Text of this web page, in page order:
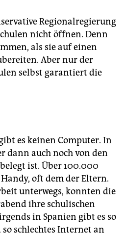
Regionalregierung
nicht öffnen. Denn
als sie auf einen
Aber nur der
selbst garantiert die
es keinen Computer. In
dann auch noch von den
ist. Über 100.000
oft dem der Eltern.
unterwegs, konnten die
ihre schulischen
in Spanien gibt es so
schlechtes Internet an